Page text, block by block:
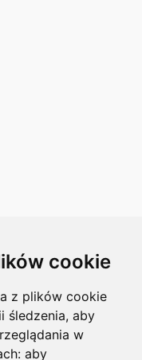
cookie
z plików cookie
śledzenia, aby
w
aby